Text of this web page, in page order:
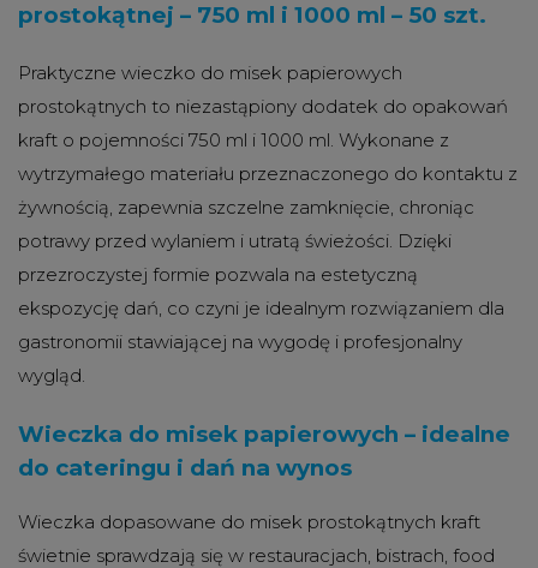
prostokątnej – 750 ml i 1000 ml – 50 szt.
Praktyczne wieczko do misek papierowych
prostokątnych to niezastąpiony dodatek do opakowań
kraft o pojemności 750 ml i 1000 ml. Wykonane z
wytrzymałego materiału przeznaczonego do kontaktu z
żywnością, zapewnia szczelne zamknięcie, chroniąc
potrawy przed wylaniem i utratą świeżości. Dzięki
przezroczystej formie pozwala na estetyczną
ekspozycję dań, co czyni je idealnym rozwiązaniem dla
gastronomii stawiającej na wygodę i profesjonalny
wygląd.
Wieczka do misek papierowych – idealne
do cateringu i dań na wynos
Wieczka dopasowane do misek prostokątnych kraft
świetnie sprawdzają się w restauracjach, bistrach, food